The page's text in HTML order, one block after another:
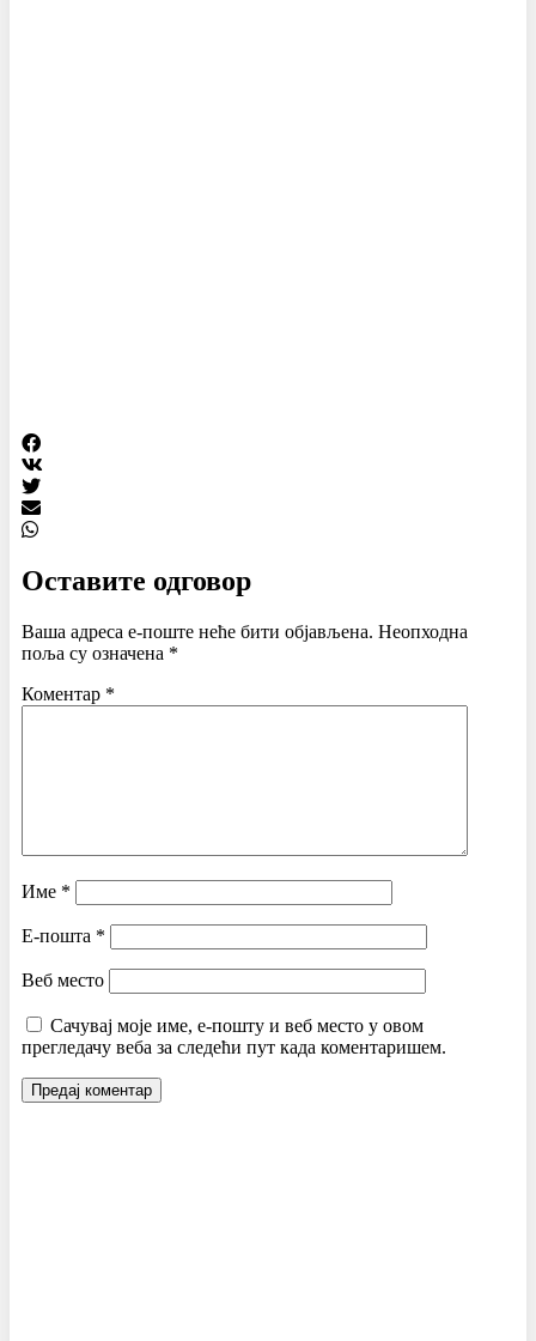
Оставите одговор
Ваша адреса е-поште неће бити објављена. Неопходна
поља су означена *
Коментар *
Име *
Е-пошта *
Веб место
Сачувај моје име, е-пошту и веб место у овом
прегледачу веба за следећи пут када коментаришем.